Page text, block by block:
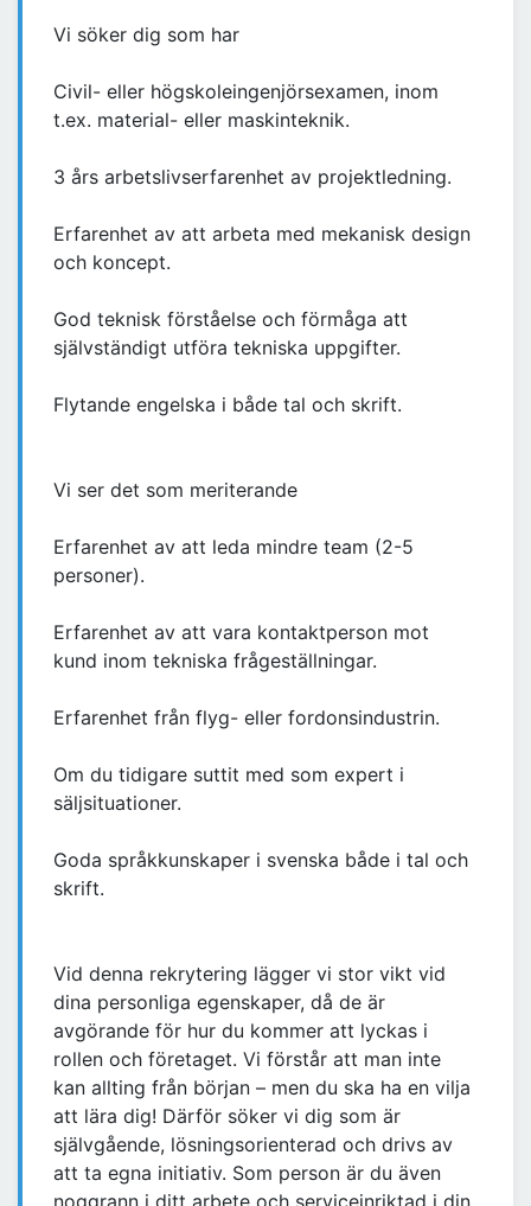
Vi söker dig som har
Civil- eller högskoleingenjörsexamen, inom
t.ex. material- eller maskinteknik.
3 års arbetslivserfarenhet av projektledning.
Erfarenhet av att arbeta med mekanisk design
och koncept.
God teknisk förståelse och förmåga att
självständigt utföra tekniska uppgifter.
Flytande engelska i både tal och skrift.
Vi ser det som meriterande
Erfarenhet av att leda mindre team (2-5
personer).
Erfarenhet av att vara kontaktperson mot
kund inom tekniska frågeställningar.
Erfarenhet från flyg- eller fordonsindustrin.
Om du tidigare suttit med som expert i
säljsituationer.
Goda språkkunskaper i svenska både i tal och
skrift.
Vid denna rekrytering lägger vi stor vikt vid
dina personliga egenskaper, då de är
avgörande för hur du kommer att lyckas i
rollen och företaget. Vi förstår att man inte
kan allting från början – men du ska ha en vilja
att lära dig! Därför söker vi dig som är
självgående, lösningsorienterad och drivs av
att ta egna initiativ. Som person är du även